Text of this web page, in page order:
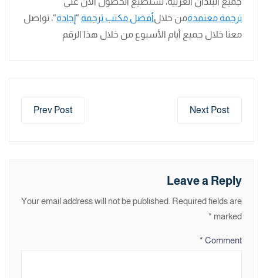
ترجمة معتمدةمن خلالأفضل مكتب ترجمة “إجادة“، تواصل
معنا خلال جميع أيام الأسبوع من خلال هذا الرقم
Prev Post Next Post
Leave a Reply
Your email address will not be published. Required fields are
marked
*
Comment
*